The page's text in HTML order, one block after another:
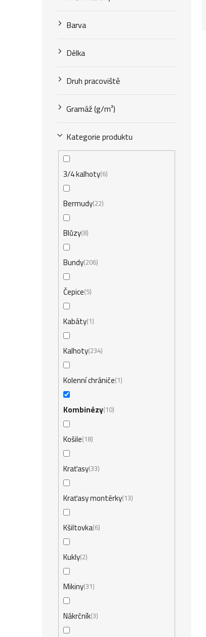
Barva
Délka
Druh pracoviště
Gramáž (g/m²)
Kategorie produktu
3/4 kalhoty 6
Bermudy 22
Blůzy 8
Bundy 206
Čepice 5
Kabáty 1
Kalhoty 234
Kolenní chrániče 1
Kombinézy 10
Košile 18
Kraťasy33
Kraťasy montérky 13
Kšiltovka 6
Kukly 2
Mikiny31
Nákrčník3